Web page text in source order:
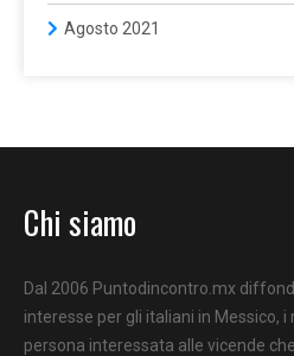
Agosto 2021
Chi siamo
Dal 2006 Puntodincontro.mx
interesse per gli italiani in Messico,
persona interessata alle vicende